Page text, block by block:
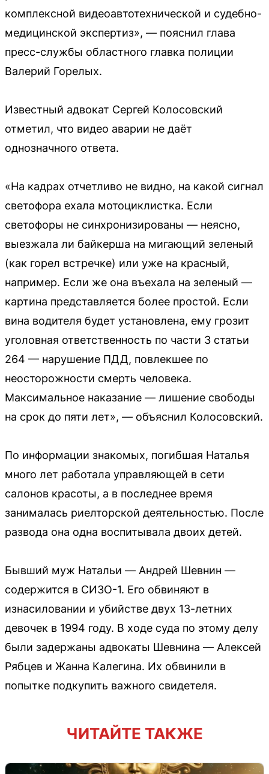
комплексной видеоавтотехнической и судебно-
медицинской экспертиз», — пояснил глава
пресс-службы областного главка полиции
Валерий Горелых.
Известный адвокат Сергей Колосовский
отметил, что видео аварии не даёт
однозначного ответа.
«На кадрах отчетливо не видно, на какой сигнал
светофора ехала мотоциклистка. Если
светофоры не синхронизированы — неясно,
выезжала ли байкерша на мигающий зеленый
(как горел встречке) или уже на красный,
например. Если же она въехала на зеленый —
картина представляется более простой. Если
вина водителя будет установлена, ему грозит
уголовная ответственность по части 3 статьи
264 — нарушение ПДД, повлекшее по
неосторожности смерть человека.
Максимальное наказание — лишение свободы
на срок до пяти лет», — объяснил Колосовский.
По информации знакомых, погибшая Наталья
много лет работала управляющей в сети
салонов красоты, а в последнее время
занималась риелторской деятельностью. После
развода она одна воспитывала двоих детей.
Бывший муж Натальи — Андрей Шевнин —
содержится в СИЗО-1. Его обвиняют в
изнасиловании и убийстве двух 13-летних
девочек в 1994 году. В ходе суда по этому делу
были задержаны адвокаты Шевнина — Алексей
Рябцев и Жанна Калегина. Их обвинили в
попытке подкупить важного свидетеля.
ЧИТАЙТЕ ТАКЖЕ